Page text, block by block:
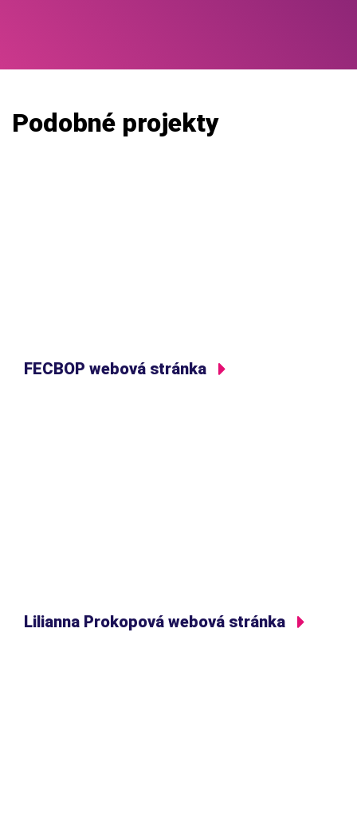
Podobné projekty
FECBOP webová stránka
Lilianna Prokopová webová stránka